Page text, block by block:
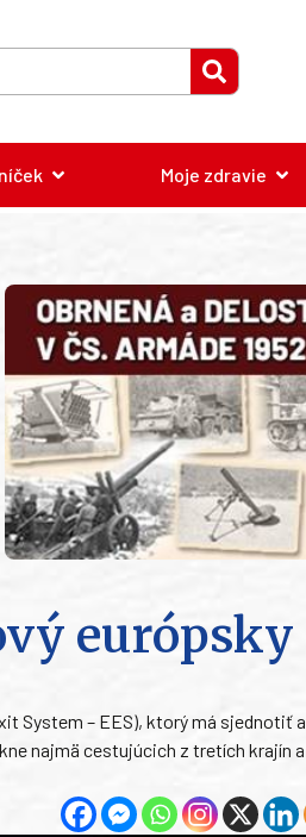
Moje zdravie
európsky
System – EES), ktorý má sjednotiť a
najmä cestujúcich z tretích krajín a